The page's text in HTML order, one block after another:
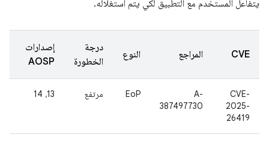
يتفاعل المستخدم مع التطبيق لكي يتم استغلاله.
CVE المراجع النوع
درجة
الخطورة
إصدارات
AOSP
CVE-
2025-
26419
A-
387497730
EoP مرتفع 13، 14